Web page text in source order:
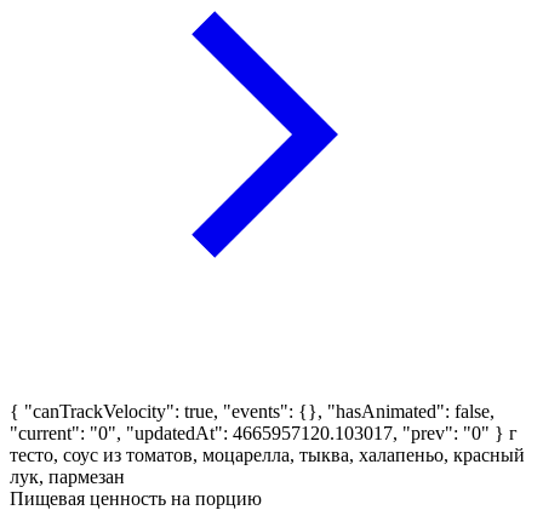
{ "canTrackVelocity": true, "events": {}, "hasAnimated": false,
"current": "0", "updatedAt": 4665957120.103017, "prev": "0" } г
тесто, соус из томатов, моцарелла, тыква, халапеньо, красный
лук, пармезан
Пищевая ценность на порцию